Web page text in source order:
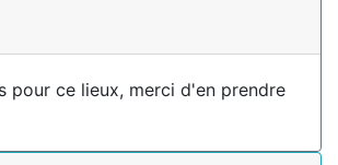
pour ce lieux, merci d'en prendre